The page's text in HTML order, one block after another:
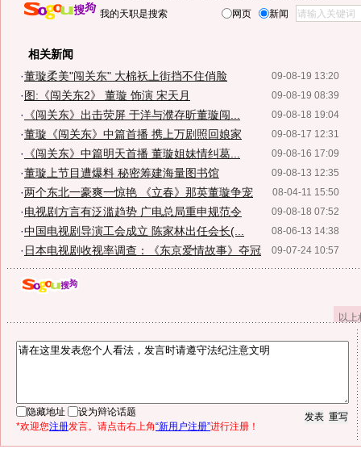
我的天职是搜索 网页 新闻
相关新闻
09-08-19 13:20
·董璇柔美"闯关东" 大棉袄上街挡不住俏脸
09-08-19 08:39
· 图:《闯关东2》 董璇 饰演 宋天月
09-08-18 19:04
· 《闯关东》出击荧屏 于洋与濮存昕董璇闯...
09-08-17 12:31
·董璇《闯关东》中篇首播 携上万剧照回娘家
09-08-16 17:09
· 《闯关东》中篇明天首播 董璇姐妹情纠葛...
09-08-13 12:35
·董璇上节目遭爆料 秘密筹建海量图书馆
08-04-11 15:50
·两个东北一豪爽一惊艳 《立春》那英董璇争宠
09-08-18 07:52
·电视剧方言有泛滥趋势 广电总局重申规范令
08-06-13 14:38
·中国电视剧导演工会成立 陈家林出任会长(...
09-07-24 10:57
· 日本电视剧收视率调查：《东京爱情故事》夺冠
以
隐藏地址
设为辩论话题
*欢迎您注册发言。请点击右上角“新用户注册”进行注册！